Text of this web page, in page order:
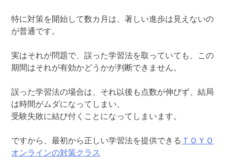
特に対策を開始して数カ月は、著しい進歩は見えないの
が普通です。
実はそれが問題で、誤った学習法を取っていても、この
期間はそれが有効かどうかが判断できません。
誤った学習法の場合は、それ以後も点数が伸びず、結局
は時間がムダになってしまい、
受験失敗に結び付くことになってしまいます。
ですから、最初から正しい学習法を提供できる ＴＯＹＯ
オンラインの対策クラス